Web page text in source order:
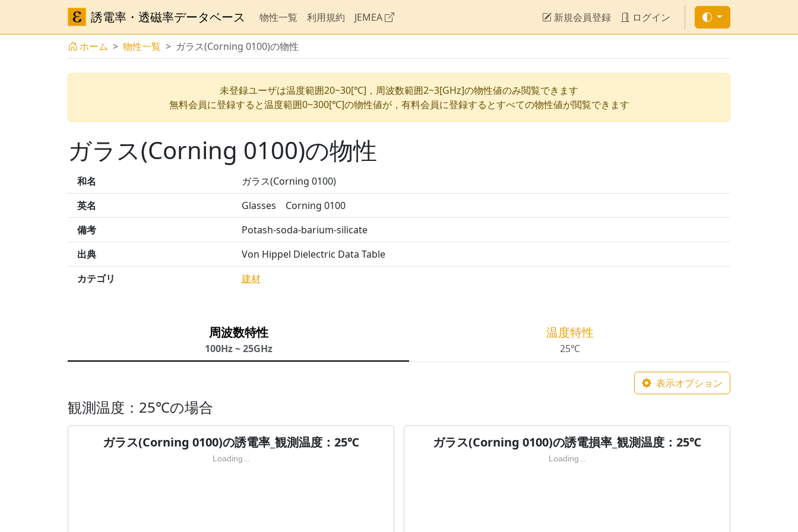
誘電率・透磁率データベース 物性一覧 利用規約 JEMEA 新規会員登録 ログイン
ホーム 物性一覧 ガラス(Corning 0100)の物性
未登録ユーザは温度範囲20~30[℃]，周波数範囲2~3[GHz]の物性値のみ閲覧できます
無料会員に登録すると温度範囲0~300[℃]の物性値が，有料会員に登録するとすべての物性値が閲覧できます
ガラス(Corning 0100)の物性
和名
ガラス(Corning 0100)
英名
Glasses Corning 0100
備考
Potash-soda-barium-silicate
出典
Von Hippel Dielectric Data Table
カテゴリ
建材
周波数特性
100Hz ~ 25GHz
温度特性
25℃
表示オプション
観測温度：25℃の場合
ガラス(Corning 0100)の誘電率_観測温度：25℃
Loading...
ガラス(Corning 0100)の誘電損率_観測温度：25℃
Loading...